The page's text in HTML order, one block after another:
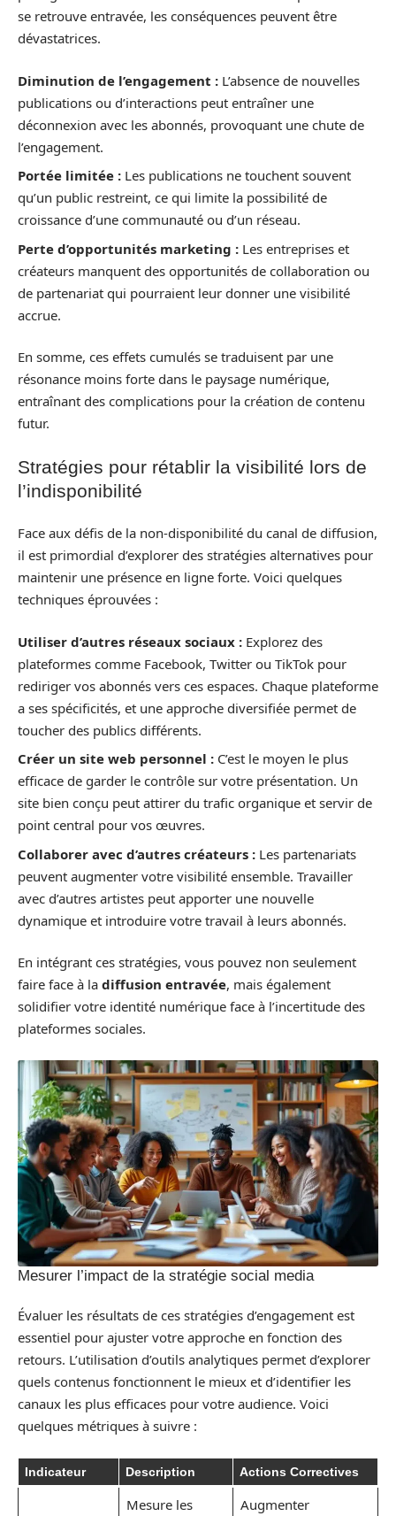
se retrouve entravée, les conséquences peuvent être
dévastatrices.
Diminution de l’engagement : L’absence de nouvelles
publications ou d’interactions peut entraîner une
déconnexion avec les abonnés, provoquant une chute de
l’engagement.
Portée limitée : Les publications ne touchent souvent
qu’un public restreint, ce qui limite la possibilité de
croissance d’une communauté ou d’un réseau.
Perte d’opportunités marketing : Les entreprises et
créateurs manquent des opportunités de collaboration ou
de partenariat qui pourraient leur donner une visibilité
accrue.
En somme, ces effets cumulés se traduisent par une
résonance moins forte dans le paysage numérique,
entraînant des complications pour la création de contenu
futur.
Stratégies pour rétablir la visibilité lors de
l’indisponibilité
Face aux défis de la non-disponibilité du canal de diffusion,
il est primordial d’explorer des stratégies alternatives pour
maintenir une présence en ligne forte. Voici quelques
techniques éprouvées :
Utiliser d’autres réseaux sociaux : Explorez des
plateformes comme Facebook, Twitter ou TikTok pour
rediriger vos abonnés vers ces espaces. Chaque plateforme
a ses spécificités, et une approche diversifiée permet de
toucher des publics différents.
Créer un site web personnel : C’est le moyen le plus
efficace de garder le contrôle sur votre présentation. Un
site bien conçu peut attirer du trafic organique et servir de
point central pour vos œuvres.
Collaborer avec d’autres créateurs : Les partenariats
peuvent augmenter votre visibilité ensemble. Travailler
avec d’autres artistes peut apporter une nouvelle
dynamique et introduire votre travail à leurs abonnés.
En intégrant ces stratégies, vous pouvez non seulement
faire face à la diffusion entravée, mais également
solidifier votre identité numérique face à l’incertitude des
plateformes sociales.
Mesurer l’impact de la stratégie social media
Évaluer les résultats de ces stratégies d’engagement est
essentiel pour ajuster votre approche en fonction des
retours. L’utilisation d’outils analytiques permet d’explorer
quels contenus fonctionnent le mieux et d’identifier les
canaux les plus efficaces pour votre audience. Voici
quelques métriques à suivre :
Indicateur Description Actions Correctives
Mesure les
Augmenter